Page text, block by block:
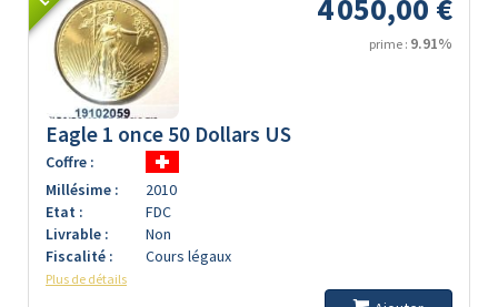
4 050,00 €
prime : 9.91%
Eagle 1 once 50 Dollars US
Coffre :
Millésime :
2010
Etat :
FDC
Livrable :
Non
Fiscalité :
Cours légaux
Plus de détails